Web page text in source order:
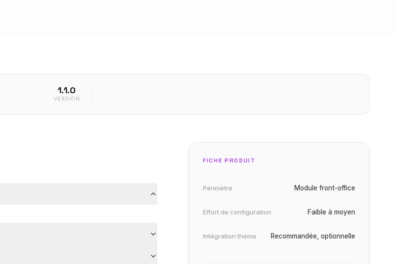
1.1.0
VERSION
FICHE PRODUIT
Périmètre Module front-office
Effort de configuration Faible à moyen
Intégration thème Recommandée, optionnelle